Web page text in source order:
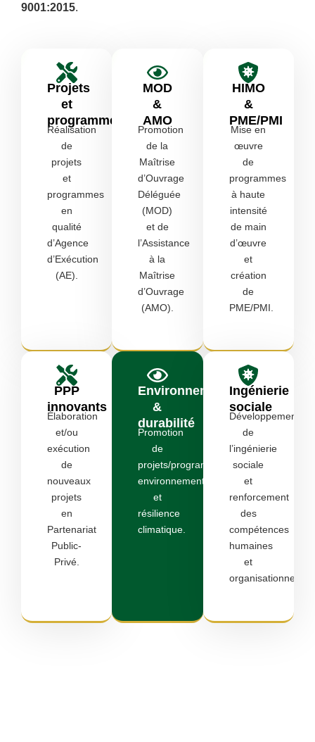
9001:2015.
Projets
et
programmes
Réalisation
de
projets
et
programmes
en
qualité
d’Agence
d’Exécution
(AE).
MOD
&
AMO
Promotion
de la
Maîtrise
d’Ouvrage
Déléguée
(MOD)
et de
l’Assistance
à la
Maîtrise
d’Ouvrage
(AMO).
HIMO
&
PME/PMI
Mise en
œuvre
de
programmes
à haute
intensité
de main
d’œuvre
et
création
de
PME/PMI.
PPP
innovants
Élaboration
et/ou
exécution
de
nouveaux
projets
en
Partenariat
Public-
Privé.
Environnement
&
durabilité
Promotion
de
projets/programmes
environnementaux
et
résilience
climatique.
Ingénierie
sociale
Développement
de
l’ingénierie
sociale
et
renforcement
des
compétences
humaines
et
organisationnelles.